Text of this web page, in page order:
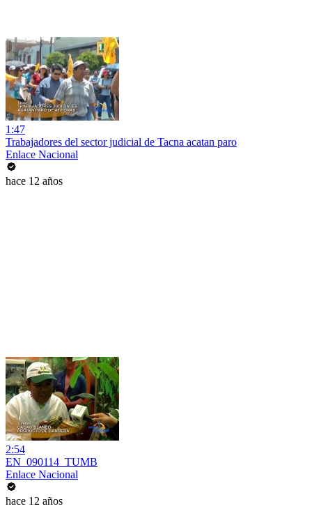
1:47
Trabajadores del sector judicial de Tacna acatan paro
Enlace Nacional
hace 12 años
2:54
EN_090114_TUMB
Enlace Nacional
hace 12 años